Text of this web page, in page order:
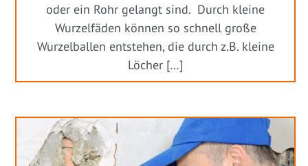
oder ein Rohr gelangt sind. Durch kleine
Wurzelfäden können so schnell große
Wurzelballen entstehen, die durch z.B. kleine
Löcher […]